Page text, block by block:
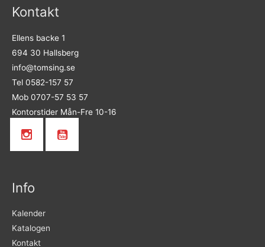
Kontakt
Ellens backe 1
694 30 Hallsberg
info@tomsing.se
Tel 0582-157 57
Mob 0707-57 53 57
Kontorstider Mån-Fre 10-16
Info
Kalender
Katalogen
Kontakt